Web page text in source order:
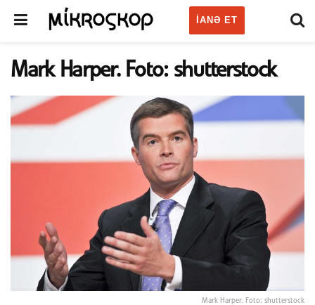
IANƏ ET
Mark Harper. Foto: shutterstock
Mark Harper. Foto: shutterstock